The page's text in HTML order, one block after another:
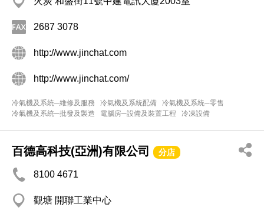
2687 3078
http://www.jinchat.com
http://www.jinchat.com/
冷氣機及系統─維修及服務 冷氣機及系統配備
冷氣機及系統─零售
冷氣機及系統─批發及製造
電腦房─設備及裝置工程 冷凍設備
百德高科技(亞洲)有限公司 分店
8100 4671
觀塘 開聯工業中心